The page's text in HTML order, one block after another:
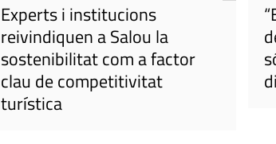
Experts i institucions
reivindiquen a Salou la
sostenibilitat com a factor
clau de competitivitat
turística